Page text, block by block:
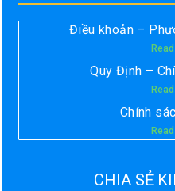
Điều khoản –
Quy Định –
Chính
CHIA SẺ